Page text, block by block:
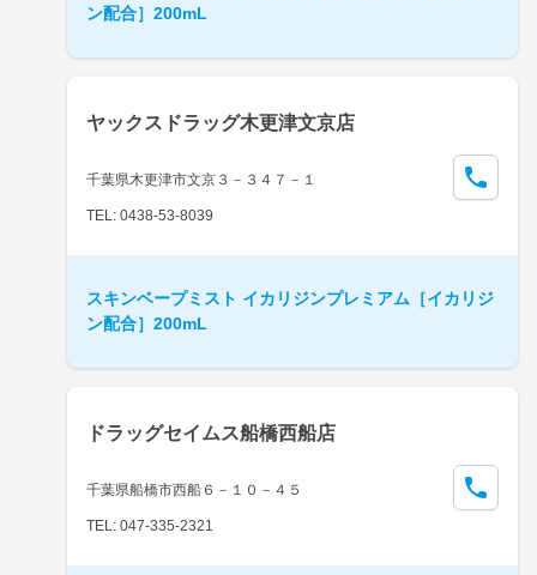
ン配合］200mL
ヤックスドラッグ木更津文京店
千葉県木更津市文京３－３４７－１
TEL: 0438-53-8039
スキンベープミスト イカリジンプレミアム［イカリジ
ン配合］200mL
ドラッグセイムス船橋西船店
千葉県船橋市西船６－１０－４５
TEL: 047-335-2321